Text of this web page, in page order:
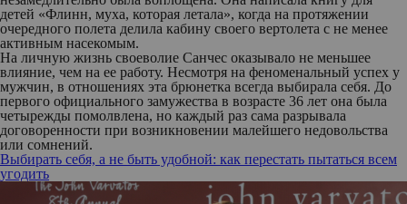
детей «Флинн, муха, которая летала», когда на протяжении
очередного полета делила кабину своего вертолета с не менее
активным насекомым.
На личную жизнь своеволие Санчес оказывало не меньшее
влияние, чем на ее работу. Несмотря на феноменальный успех у
мужчин, в отношениях эта брюнетка всегда выбирала себя. До
первого официального замужества в возрасте 36 лет она была
четырежды помолвлена, но каждый раз сама разрывала
договоренности при возникновении малейшего недовольства
или сомнений.
Выбирать себя, а не быть удобной: как перестать пытаться всем
угодить